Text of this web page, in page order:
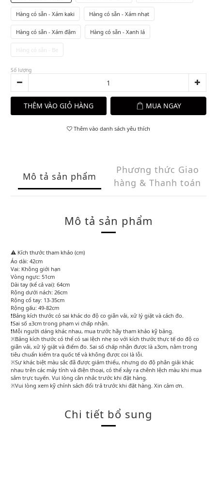
Hàng có sẵn - Xám kaki Hàng có sẵn - Xám nhạt
Hàng có sẵn - Xám đậm Hàng có sẵn - Xanh lá
Hàng có sẵn - Be
Số lượng
THÊM VÀO GIỎ HÀNG MUA NGAY
Thêm vào danh sách yêu thích
Mô tả sản phẩm
Phương thức Giao
hàng & Thanh toán
Mô tả sản phẩm
⚠️ Kích thước tham khảo (cm)
Áo dài: 42cm
Vai: Không giới hạn
Vòng ngực: 51cm
Dài tay (kể cả vai): 64cm
Rộng dưới nách: 26cm
Rộng cổ tay: 13-35cm
Rộng gấu: 49-82cm
❗Bảng kích thước có sai khác do độ co giãn vải, xử lý giặt và cách đo.
❗Sai số ±3cm trong phạm vi chấp nhận.
❗Mỗi người dáng khác nhau, mua trước hãy tham khảo kỹ bảng.
※Bảng kích thước có thể có sai lệch nhẹ so với kích thước thực tế do độ co
giãn vải, xử lý giặt và điểm đo. Sai số chấp nhận được là ±3cm, nằm trong
tiêu chuẩn kiểm tra quốc tế và không được coi là lỗi.
※Sự khác biệt màu sắc đã được giảm thiểu, nhưng do độ phân giải khác
nhau trên các máy tính và điện thoại, có thể xảy ra chênh lệch màu khi mua
sắm trực tuyến. Vui lòng cân nhắc trước khi đặt hàng.
※Vui lòng xem kỹ chính sách đổi trả trước khi đặt hàng. Xin cảm ơn.
Chi tiết bổ sung